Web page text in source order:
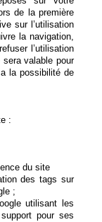
de la première
sur l’utilisation
la navigation,
l’utilisation
valable pour
la possibilité de
:
du site
des tags sur
;
utilisant les
pour ses